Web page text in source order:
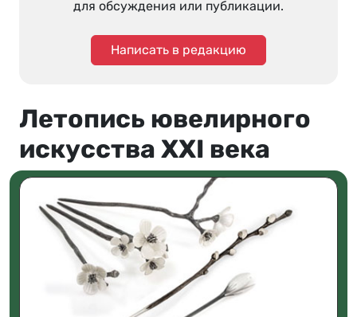
для обсуждения или публикации.
Написать в редакцию
Летопись ювелирного
искусства XXI века